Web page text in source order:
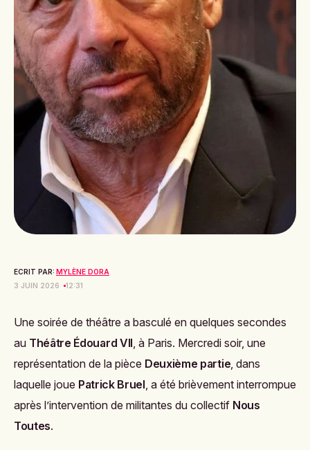
ECRIT PAR: MYLÈNE DORA
3 JUIN 2026
12:31
Une soirée de théâtre a basculé en quelques secondes
au Théâtre Édouard VII, à Paris. Mercredi soir, une
représentation de la pièce Deuxième partie, dans
laquelle joue Patrick Bruel, a été brièvement interrompue
après l’intervention de militantes du collectif Nous
Toutes.